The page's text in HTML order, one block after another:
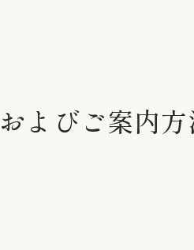
よびご案内